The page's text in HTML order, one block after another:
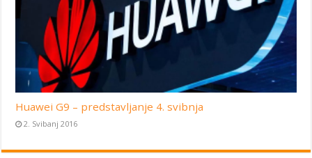
Huawei G9 – predstavljanje 4. svibnja
2. Svibanj 2016